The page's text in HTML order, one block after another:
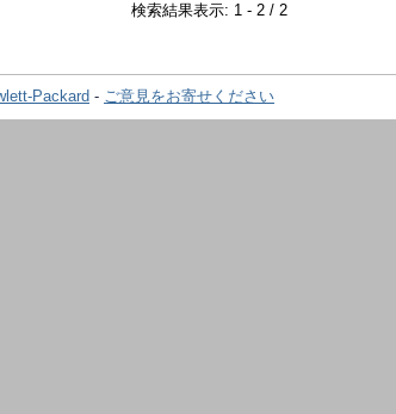
検索結果表示: 1 - 2 / 2
Packard - ご意見をお寄せください